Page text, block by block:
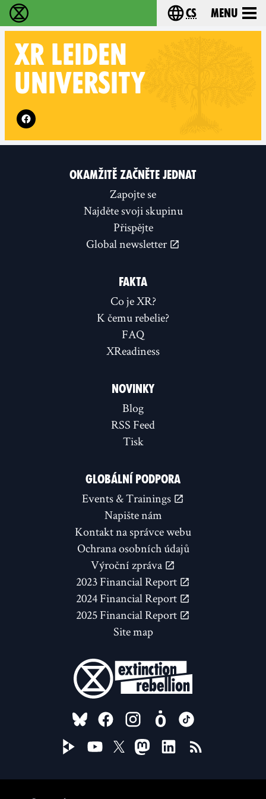
Rebelie proti vyhynutí - Home Choose your
cs Menu
XR LEIDEN
UNIVERSITY
Follow XR Leiden University on
OKAMŽITĚ ZAČNĚTE JEDNAT
Zapojte se
Najděte svoji skupinu
Přispějte
Global newsletter
FAKTA
Co je XR?
K čemu rebelie?
FAQ
XReadiness
NOVINKY
Blog
RSS Feed
Tisk
GLOBÁLNÍ PODPORA
Events & Trainings
Napište nám
Kontakt na správce webu
Ochrana osobních údajů
Výroční zpráva
2023 Financial Report
2024 Financial Report
2025 Financial Report
Site map
FOLLOW US ON